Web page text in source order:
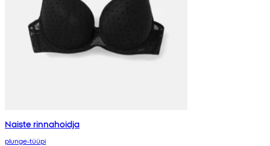
Naiste rinnahoidja
plunge-tüüpi